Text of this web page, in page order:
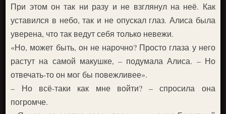
При этом он так ни разу и не взглянул на неё. Как
уставился в небо, так и не опускал глаз. Алиса была
уверена, что так ведут себя только невежи.
«Но, может быть, он не нарочно? Просто глаза у него
растут на самой макушке, – подумала Алиса. – Но
отвечать-то он мог бы повежливее».
– Но всё-таки как мне войти? – спросила она
погромче.